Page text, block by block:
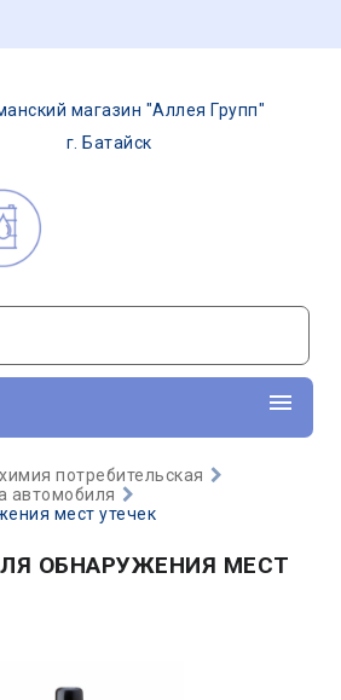
магазин "Аллея Групп"
г. Батайск
потребительская
автомобиля
мест утечек
ОБНАРУЖЕНИЯ МЕСТ